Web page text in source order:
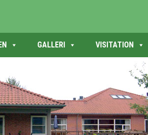
GALLERI VISITATION